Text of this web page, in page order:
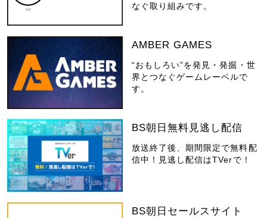
なぐ取り組みです。
AMBER GAMES
“おもしろい”を発見・発掘・世
界とつなぐゲームレーベルで
す。
BS朝日無料見逃し配信
放送終了後、期間限定で無料配
信中！見逃し配信はTVerで！
BS朝日セールスサイト